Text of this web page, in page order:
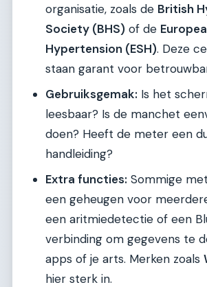
organisatie, zoals de British
Society (BHS) of de
Hypertension (ESH). Deze
staan garant voor
Gebruiksgemak: Is het
leesbaar? Is de manchet
doen? Heeft de meter een
handleiding?
Extra functies: Sommige
een geheugen voor
een aritmiedetectie of een
verbinding om gegevens te
apps of je arts. Merken zoals
hier sterk in.